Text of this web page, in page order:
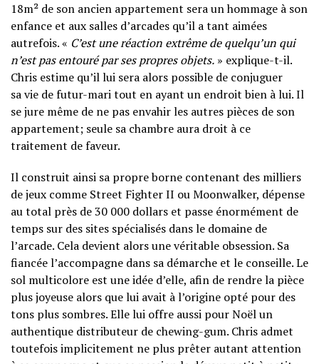
18m² de son ancien appartement sera un hommage à son
enfance et aux salles d’arcades qu’il a tant aimées
autrefois. « C’est une réaction extrême de quelqu’un qui
n’est pas entouré par ses propres objets. » explique-t-il.
Chris estime qu’il lui sera alors possible de conjuguer
sa vie de futur-mari tout en ayant un endroit bien à lui. Il
se jure même de ne pas envahir les autres pièces de son
appartement; seule sa chambre aura droit à ce
traitement de faveur.
Il construit ainsi sa propre borne contenant des milliers
de jeux comme Street Fighter II ou Moonwalker, dépense
au total près de 30 000 dollars et passe énormément de
temps sur des sites spécialisés dans le domaine de
l’arcade. Cela devient alors une véritable obsession. Sa
fiancée l’accompagne dans sa démarche et le conseille. Le
sol multicolore est une idée d’elle, afin de rendre la pièce
plus joyeuse alors que lui avait à l’origine opté pour des
tons plus sombres. Elle lui offre aussi pour Noël un
authentique distributeur de chewing-gum. Chris admet
toutefois implicitement ne plus prêter autant attention